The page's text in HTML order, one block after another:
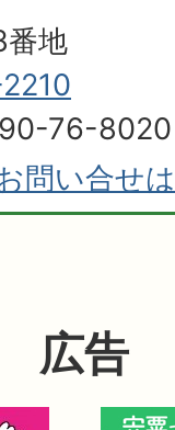
番地
76-8020
問い合せ
広告